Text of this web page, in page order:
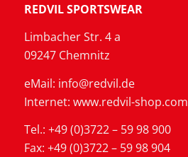
REDVIL SPORTSWEAR
Limbacher Str. 4 a
09247 Chemnitz
eMail: info@redvil.de
Internet: www.redvil-shop.com
Tel.: +49 (0)3722 – 59 98 900
Fax: +49 (0)3722 – 59 98 904